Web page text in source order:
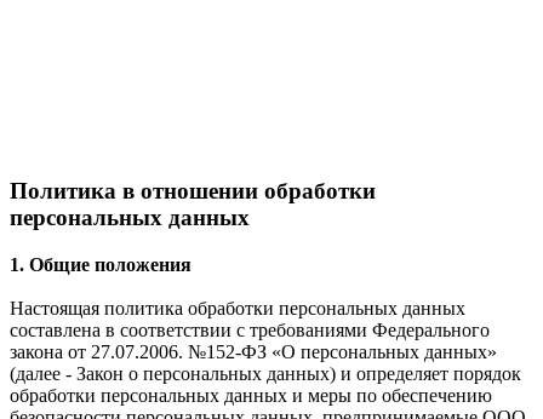
Политика в отношении обработки
персональных данных
1. Общие положения
Настоящая политика обработки персональных данных
составлена в соответствии с требованиями Федерального
закона от 27.07.2006. №152-ФЗ «О персональных данных»
(далее - Закон о персональных данных) и определяет порядок
обработки персональных данных и меры по обеспечению